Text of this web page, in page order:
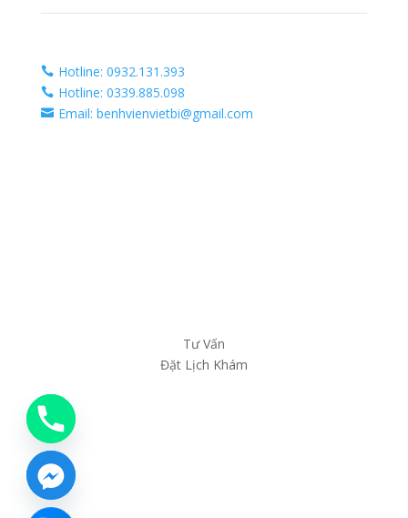
 Hotline: 0932.131.393
 Hotline: 0339.885.098
 Email: benhvienvietbi@gmail.com
Tư Vấn
Đặt Lịch Khám